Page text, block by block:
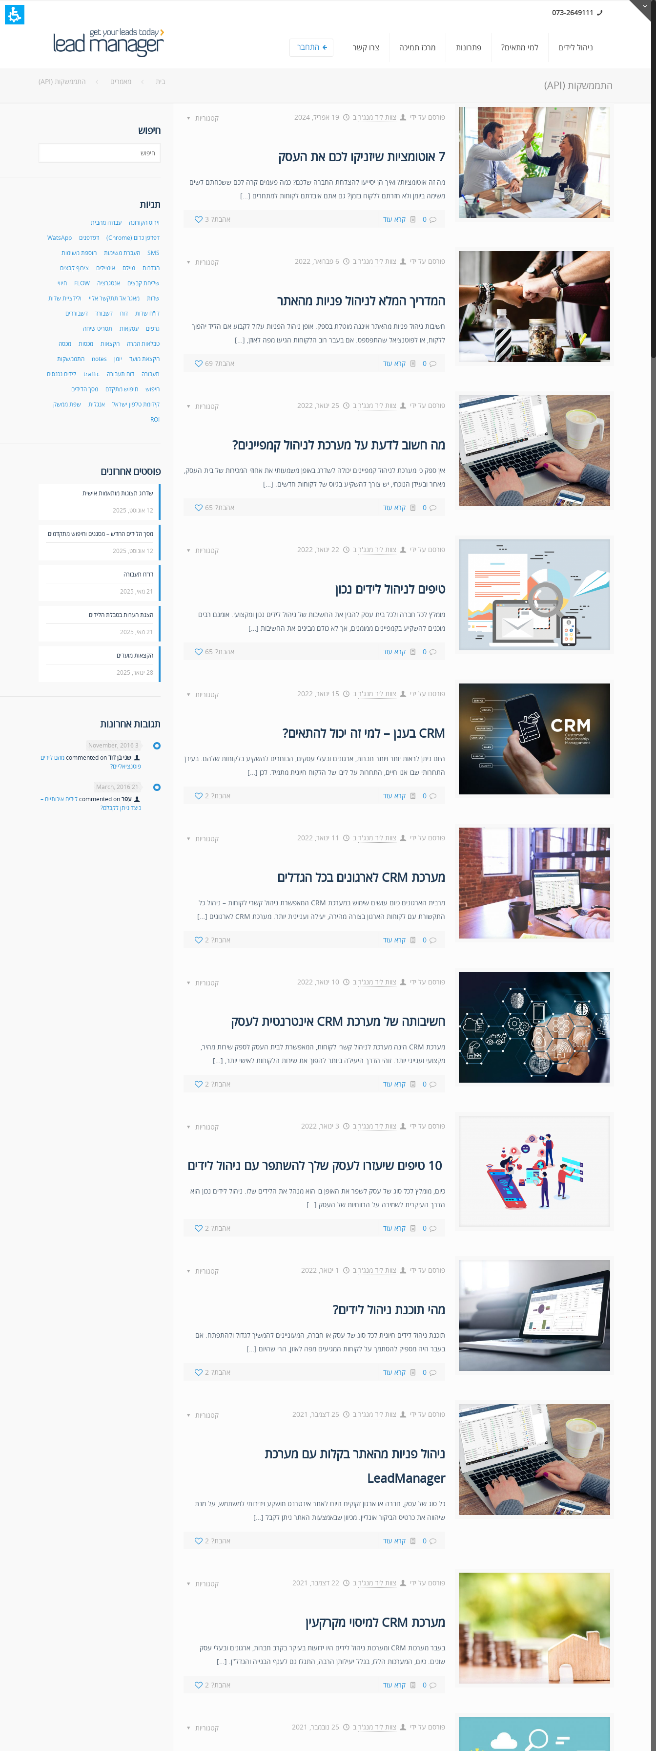
073-2649111
ניהול לידים למי מתאים? פתרונות מרכז תמיכה צרו קשר
התממשקות (API) בית מאמרים התממשקות (API)
פורסם על ידי צוות ליד מנג'ר ב 19 אפריל, 2024 קטגוריות
7 אוטומציות שיזניקו לכם את העסק
מה זה אוטומציות? ואיך הן יסייעו להצלחת החברה שלכם? כמה פעמים קרה לכם ששכחתם לשים
משימה ביומן ולא חזרתם ללקוח בזמן? גם אתם איבדתם לקוחות למתחרים […]
אהבת? 3 0 קרא עוד
פורסם על ידי צוות ליד מנג'ר ב 6 פברואר, 2022 קטגוריות
המדריך המלא לניהול פניות מהאתר
חשיבות ניהול פניות מהאתר איננה מוטלת בספק. אופן ניהול הפניות עלול לקבוע אם הליד יהפוך
ללקוח, או לפוטנציאל שהתפספס. אם בעבר רוב הלקוחות הגיעו מפה לאוזן, […]
אהבת? 69 0 קרא עוד
פורסם על ידי צוות ליד מנג'ר ב 25 ינואר, 2022 קטגוריות
מה חשוב לדעת על מערכת לניהול קמפיינים?
אין ספק כי מערכת לניהול קמפיינים יכולה לשדרג באופן משמעותי את אחוזי המכירות של בית העסק,
מאחר ובעידן הנוכחי, יש צורך להשקיע בגיוס של לקוחות חדשים. […]
אהבת? 65 0 קרא עוד
פורסם על ידי צוות ליד מנג'ר ב 22 ינואר, 2022 קטגוריות
טיפים לניהול לידים נכון
מומלץ לכל חברה ולכל בית עסק להבין את החשיבות של ניהול לידים נכון ומקצועי. אומנם רבים
מוכנים להשקיע בקמפיינים ממומנים, אך לא כולם מבינים את החשיבות […]
אהבת? 65 0 קרא עוד
פורסם על ידי צוות ליד מנג'ר ב 15 ינואר, 2022 קטגוריות
CRM בענן – למי זה יכול להתאים?
היום ניתן לראות יותר ויותר חברות, ארגונים ובעלי עסקים, הבוחרים להשקיע בלקוחות שלהם. בעידן
התחרותי שבו אנו חיים, התחרות על ליבו של הלקוח חיונית מתמיד. לכן […]
אהבת? 2 0 קרא עוד
פורסם על ידי צוות ליד מנג'ר ב 11 ינואר, 2022 קטגוריות
מערכת CRM לארגונים בכל הגדלים
מרבית הארגונים כיום עושים שימוש במערכת CRM המאפשרת ניהול קשרי לקוחות – ניהול כל
התקשורת עם לקוחות הארגון בצורה מהירה, יעילה ועניינית יותר. מערכת CRM לארגונים […]
אהבת? 2 0 קרא עוד
פורסם על ידי צוות ליד מנג'ר ב 10 ינואר, 2022 קטגוריות
חשיבותה של מערכת CRM אינטרנטית לעסק
מערכת CRM הינה מערכת לניהול קשרי לקוחות, המאפשרת לבית העסק לספק שירות מהיר,
מקצועי וענייני יותר. זוהי הדרך היעילה ביותר להפוך את שירות הלקוחות לאישי יותר, […]
אהבת? 2 0 קרא עוד
פורסם על ידי צוות ליד מנג'ר ב 3 ינואר, 2022 קטגוריות
10 טיפים שיעזרו לעסק שלך להשתפר עם ניהול לידים
כיום, מומלץ לכל סוג של עסק לשפר את האופן בו הוא מנהל את הלידים שלו. ניהול לידים נכון הוא
הדרך העיקרית לשמירה על הרווחיות של העסק […]
אהבת? 2 0 קרא עוד
פורסם על ידי צוות ליד מנג'ר ב 1 ינואר, 2022 קטגוריות
מהי תוכנת ניהול לידים?
תוכנת ניהול לידים חיונית לכל סוג של עסק או חברה, המעוניינים להמשיך לגדול ולהתפתח. אם
בעבר היה מספיק להסתמך על לקוחות המגיעים מפה לאוזן, הרי שהיום […]
אהבת? 2 0 קרא עוד
פורסם על ידי צוות ליד מנג'ר ב 25 דצמבר, 2021 קטגוריות
ניהול פניות מהאתר בקלות עם מערכת
LeadManager
כל סוג של עסק, חברה או ארגון זקוקים היום לאתר אינטרנט מושקע וידידותי למשתמש, על מנת
שיהווה את כרטיס הביקור אונליין. מכיוון שבאמצעות האתר ניתן לקבל […]
אהבת? 2 0 קרא עוד
פורסם על ידי צוות ליד מנג'ר ב 22 דצמבר, 2021 קטגוריות
מערכת CRM למיסוי מקרקעין
בעבר מערכות CRM ומערכות ניהול לידים היו ידועות בעיקר בקרב חברות, ארגונים ובעלי עסק
שונים. כיום, המערכות הללו, בגלל יעילותן הרבה, התגלו גם לענף הבנייה והנדל"ן. […]
אהבת? 2 0 קרא עוד
פורסם על ידי צוות ליד מנג'ר ב 25 נובמבר, 2021 קטגוריות
חיפוש
תגיות
וירוס הקורונה
עבודה מהבית
דפדפן כרום (Chrome)
דפדפנים
WatsApp
SMS
העברת משימות
הוספת משימות
הגדרות
מיילם אימיילים
צירוף קבצים
שליחת קבצים
אנטגרציה FLOW
חיווי
שדות
מאגר אל תתקשר אליי
ולידציית שדות
דו"ח שדות
דוח דשבורד
דשבורדים
גרפים
עסקאות
תסריט שיחה
טבלאות המרה
הקצאות מכסות
מכסה
הקצאת מועד
יומן notes
התממשקות
תעבורה
דוח תעבורה traffic
לידים נכנסים
חיפוש
חיפוש מתקדם
מסך הלידים
קידומת טלפון ישראל
אנגלית
שפת ממשק
ROI
פוסטים אחרונים
שדרוג תצוגות מותאמות אישית
12 אוגוסט, 2025
מסך הלידים החדש – מסננים וחיפוש מתקדמים
12 אוגוסט, 2025
דו"ח תעבורה
21 מאי, 2025
הצגת הערות בטבלת הלידים
21 מאי, 2025
הקצאות מועדים
28 ינואר, 2025
תגובות אחרונות
3 November, 2016
שני בן דודcommented on
מהם לידים
פוטנציאליים?
21 March, 2016
עפרcommented on
לידים איכותיים –
כיצד ניתן לקבלם?